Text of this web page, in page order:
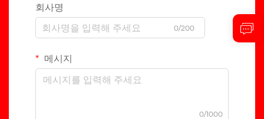
회사명
0/200
메시지
0/1000